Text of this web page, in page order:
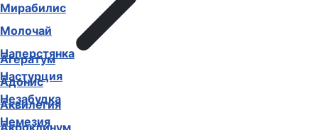
Агератум
Адонис
Аквилегия
Акроклинум
Мирабилис
Молочай
Наперстянка
Настурция
Незабудка
Немезия